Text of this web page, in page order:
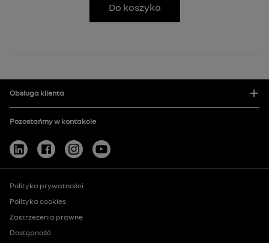
Do koszyka
Obsługa klienta
Pozostańmy w kontakcie
Polityka prywatności
Polityka cookies
Zastrzeżenia prawne
Dostępność